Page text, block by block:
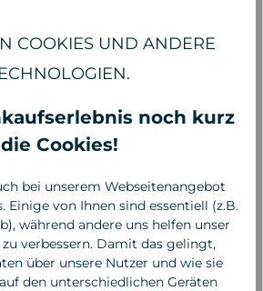
Bioturm
Öl-Molke Bad Arnika, 30
ml
COOKIES UND ANDERE
noch kurz
die Cookies!
bei unserem Webseitenangebot
Einige von Ihnen sind essentiell (z.B.
während andere uns helfen unser
verbessern. Damit das gelingt,
über unsere Nutzer und wie sie
den unterschiedlichen Geräten